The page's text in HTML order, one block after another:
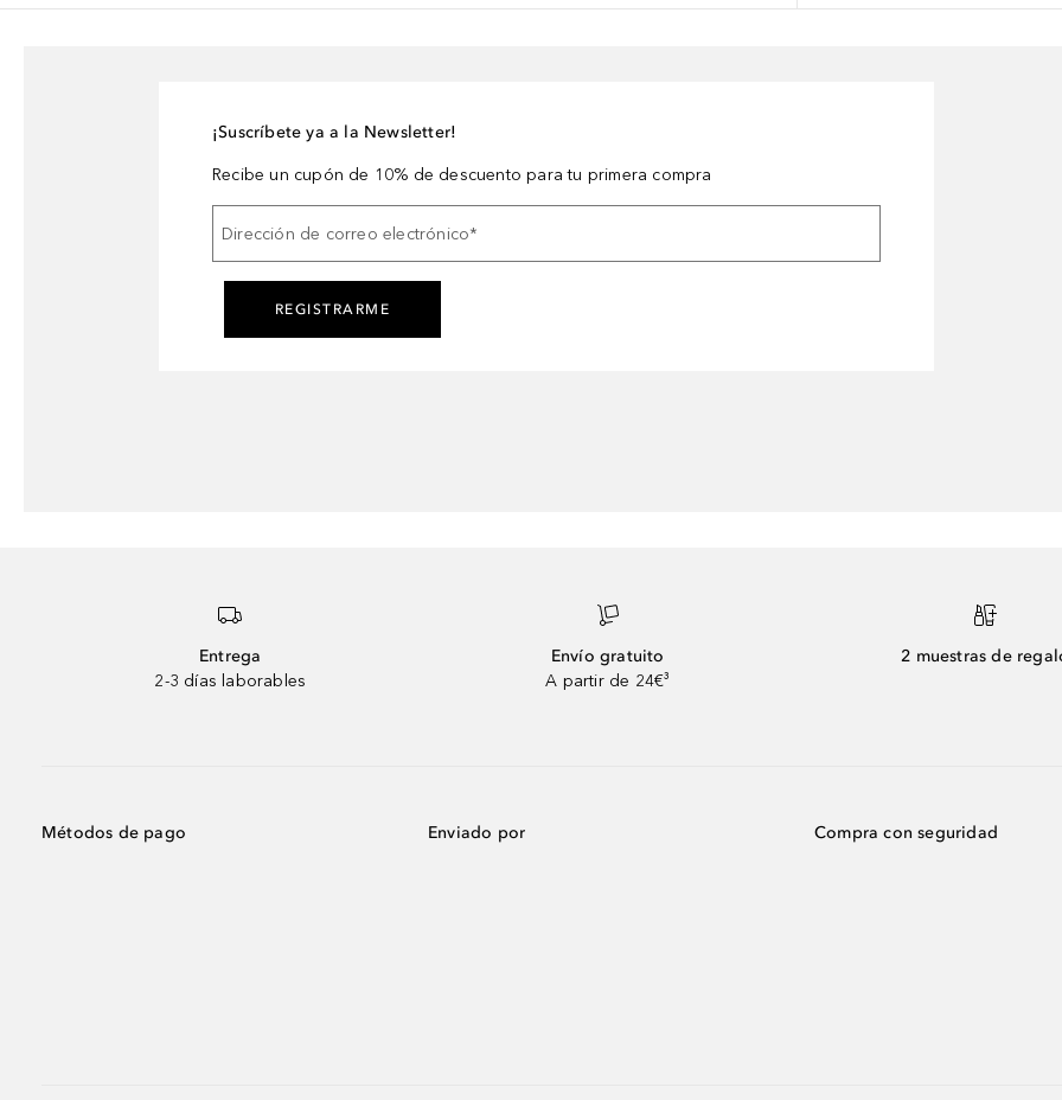
¡Suscríbete ya a la Newsletter!
Recibe un cupón de 10% de descuento para tu primera compra
Dirección de correo electrónico*
REGISTRARME
Entrega
2-3 días laborables
Envío gratuito
A partir de 24€³
2 muestras de
Métodos de pago Enviado por Compra con seguridad